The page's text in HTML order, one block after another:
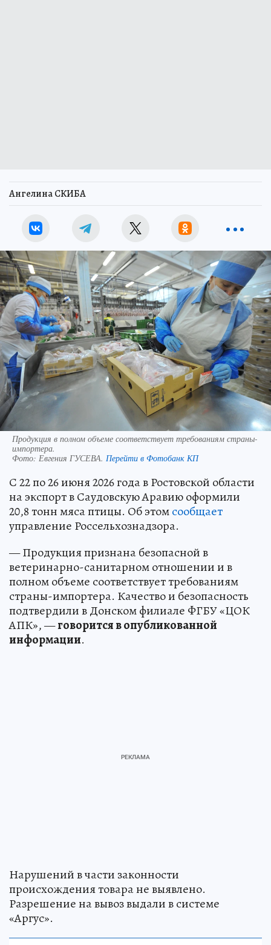
Ангелина СКИБА
Продукция в полном объеме соответствует требованиям страны-
импортера.
Фото: Евгения ГУСЕВА. Перейти в Фотобанк КП
С 22 по 26 июня 2026 года в Ростовской области
на экспорт в Саудовскую Аравию оформили
20,8 тонн мяса птицы. Об этомсообщает
управление Россельхознадзора.
— Продукция признана безопасной в
ветеринарно-санитарном отношении и в
полном объеме соответствует требованиям
страны-импортера. Качество и безопасность
подтвердили в Донском филиале ФГБУ «ЦОК
АПК», —говорится в опубликованной
информации.
Нарушений в части законности
происхождения товара не выявлено.
Разрешение на вывоз выдали в системе
«Аргус».